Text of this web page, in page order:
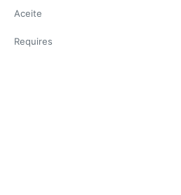
Aceite
Requires